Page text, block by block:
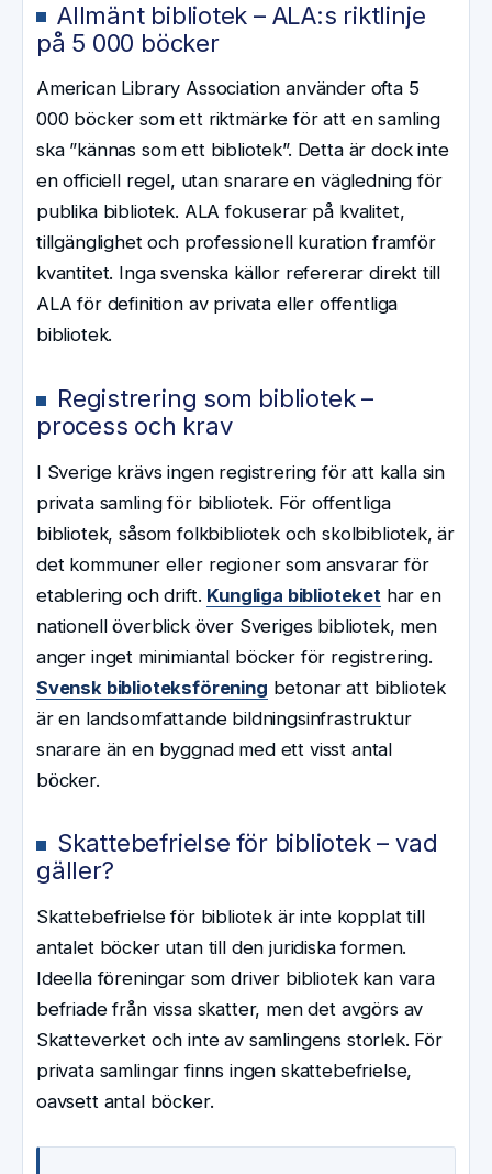
Allmänt bibliotek – ALA:s riktlinje
på 5 000 böcker
American Library Association använder ofta 5
000 böcker som ett riktmärke för att en samling
ska ”kännas som ett bibliotek”. Detta är dock inte
en officiell regel, utan snarare en vägledning för
publika bibliotek. ALA fokuserar på kvalitet,
tillgänglighet och professionell kuration framför
kvantitet. Inga svenska källor refererar direkt till
ALA för definition av privata eller offentliga
bibliotek.
Registrering som bibliotek –
process och krav
I Sverige krävs ingen registrering för att kalla sin
privata samling för bibliotek. För offentliga
bibliotek, såsom folkbibliotek och skolbibliotek, är
det kommuner eller regioner som ansvarar för
etablering och drift. Kungliga biblioteket har en
nationell överblick över Sveriges bibliotek, men
anger inget minimiantal böcker för registrering.
Svensk biblioteksförening betonar att bibliotek
är en landsomfattande bildningsinfrastruktur
snarare än en byggnad med ett visst antal
böcker.
Skattebefrielse för bibliotek – vad
gäller?
Skattebefrielse för bibliotek är inte kopplat till
antalet böcker utan till den juridiska formen.
Ideella föreningar som driver bibliotek kan vara
befriade från vissa skatter, men det avgörs av
Skatteverket och inte av samlingens storlek. För
privata samlingar finns ingen skattebefrielse,
oavsett antal böcker.